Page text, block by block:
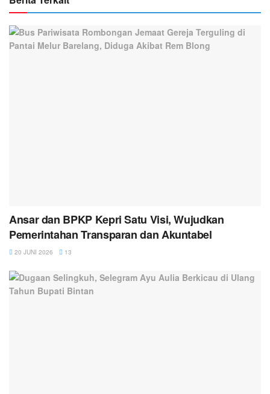
Ansar dan BPKP Kepri Satu Visi, Wujudkan
Pemerintahan Transparan dan Akuntabel
20 JUNI 2026 13